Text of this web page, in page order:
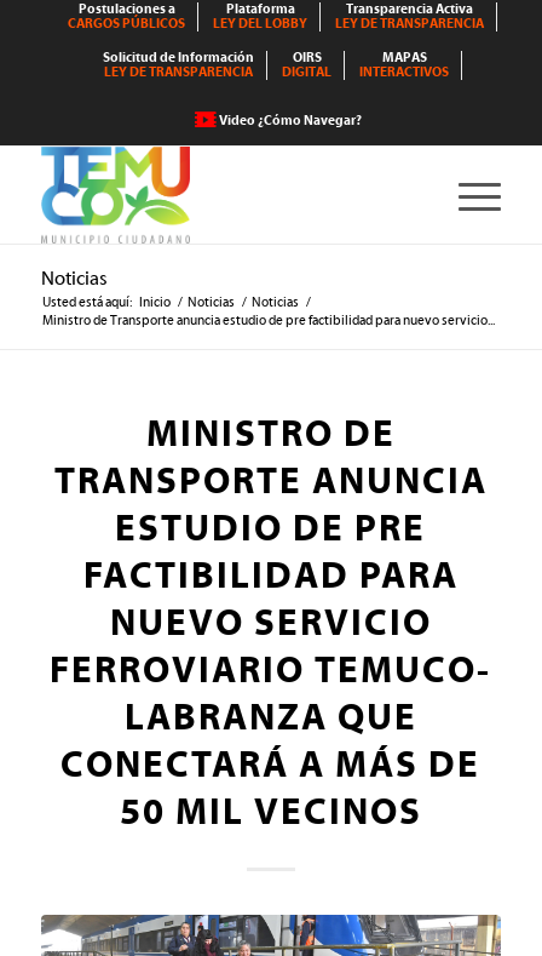
Postulaciones a
CARGOS PÚBLICOS
Plataforma
LEY DEL LOBBY
Transparencia Activa
LEY DE TRANSPARENCIA
Solicitud de Información
LEY DE TRANSPARENCIA
OIRS
DIGITAL
MAPAS
INTERACTIVOS
Video ¿Cómo Navegar?
Noticias
Usted está aquí: Inicio / Noticias / Noticias /
Ministro de Transporte anuncia estudio de pre factibilidad para nuevo servicio...
MINISTRO DE
TRANSPORTE ANUNCIA
ESTUDIO DE PRE
FACTIBILIDAD PARA
NUEVO SERVICIO
FERROVIARIO TEMUCO-
LABRANZA QUE
CONECTARÁ A MÁS DE
50 MIL VECINOS